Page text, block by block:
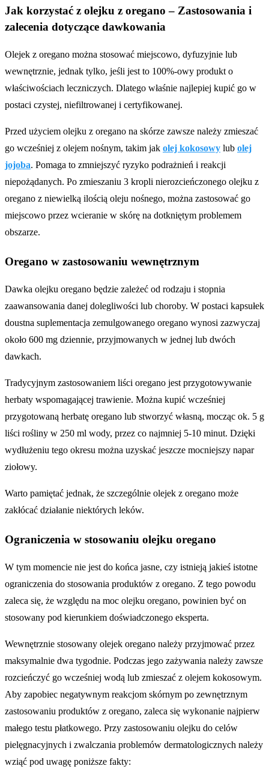
Jak korzystać z olejku z oregano – Zastosowania i
zalecenia dotyczące dawkowania
Olejek z oregano można stosować miejscowo, dyfuzyjnie lub
wewnętrznie, jednak tylko, jeśli jest to 100%-owy produkt o
właściwościach leczniczych. Dlatego właśnie najlepiej kupić go w
postaci czystej, niefiltrowanej i certyfikowanej.
Przed użyciem olejku z oregano na skórze zawsze należy zmieszać
go wcześniej z olejem nośnym, takim jak olej kokosowy lub olej
jojoba. Pomaga to zmniejszyć ryzyko podrażnień i reakcji
niepożądanych. Po zmieszaniu 3 kropli nierozcieńczonego olejku z
oregano z niewielką ilością oleju nośnego, można zastosować go
miejscowo przez wcieranie w skórę na dotkniętym problemem
obszarze.
Oregano w zastosowaniu wewnętrznym
Dawka olejku oregano będzie zależeć od rodzaju i stopnia
zaawansowania danej dolegliwości lub choroby. W postaci kapsułek
doustna suplementacja zemulgowanego oregano wynosi zazwyczaj
około 600 mg dziennie, przyjmowanych w jednej lub dwóch
dawkach.
Tradycyjnym zastosowaniem liści oregano jest przygotowywanie
herbaty wspomagającej trawienie. Można kupić wcześniej
przygotowaną herbatę oregano lub stworzyć własną, mocząc ok. 5 g
liści rośliny w 250 ml wody, przez co najmniej 5-10 minut. Dzięki
wydłużeniu tego okresu można uzyskać jeszcze mocniejszy napar
ziołowy.
Warto pamiętać jednak, że szczególnie olejek z oregano może
zakłócać działanie niektórych leków.
Ograniczenia w stosowaniu olejku oregano
W tym momencie nie jest do końca jasne, czy istnieją jakieś istotne
ograniczenia do stosowania produktów z oregano. Z tego powodu
zaleca się, że względu na moc olejku oregano, powinien być on
stosowany pod kierunkiem doświadczonego eksperta.
Wewnętrznie stosowany olejek oregano należy przyjmować przez
maksymalnie dwa tygodnie. Podczas jego zażywania należy zawsze
rozcieńczyć go wcześniej wodą lub zmieszać z olejem kokosowym.
Aby zapobiec negatywnym reakcjom skórnym po zewnętrznym
zastosowaniu produktów z oregano, zaleca się wykonanie najpierw
małego testu płatkowego. Przy zastosowaniu olejku do celów
pielęgnacyjnych i zwalczania problemów dermatologicznych należy
wziąć pod uwagę poniższe fakty: